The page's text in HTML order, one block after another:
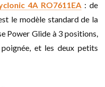
4A RO7611EA : de
le modèle standard de la
Power Glide à 3 positions,
et les deux petits